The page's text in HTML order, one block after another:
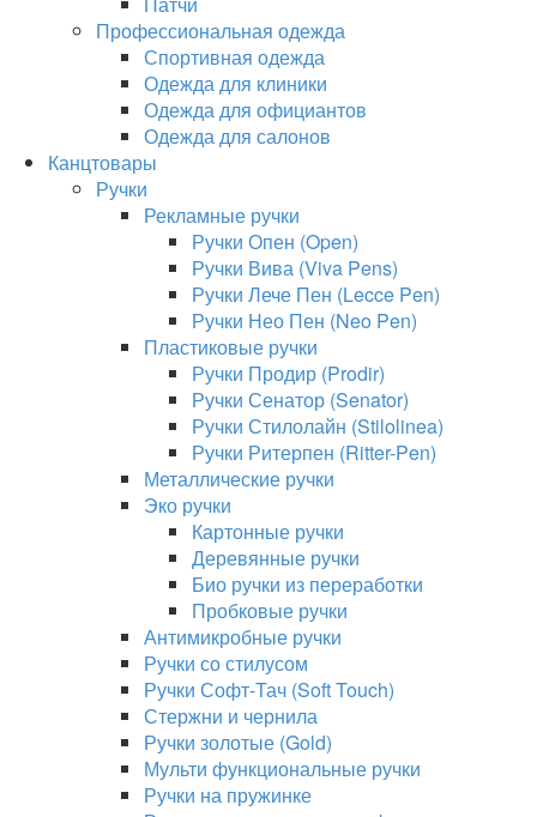
Профессиональная одежда
Спортивная одежда
Одежда для клиники
Одежда для официантов
Одежда для салонов
Канцтовары
Ручки
Рекламные ручки
Ручки Опен (Open)
Ручки Вива (Viva Pens)
Ручки Лече Пен (Lecce Pen)
Ручки Нео Пен (Neo Pen)
Пластиковые ручки
Ручки Продир (Prodir)
Ручки Сенатор (Senator)
Ручки Стилолайн (Stilolinea)
Ручки Ритерпен (Ritter-Pen)
Металлические ручки
Эко ручки
Картонные ручки
Деревянные ручки
Био ручки из переработки
Пробковые ручки
Антимикробные ручки
Ручки со стилусом
Ручки Софт-Тач (Soft Touch)
Стержни и чернила
Ручки золотые (Gold)
Мульти функциональные ручки
Ручки на пружинке